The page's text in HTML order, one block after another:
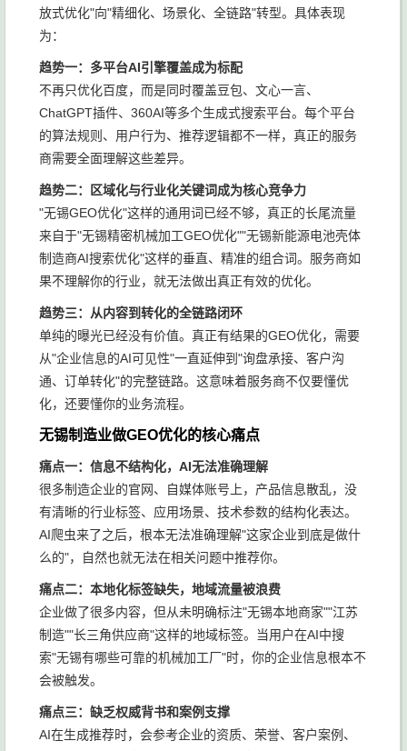
放式优化"向"精细化、场景化、全链路"转型。具体表现
为：
趋势一：多平台AI引擎覆盖成为标配
不再只优化百度，而是同时覆盖豆包、文心一言、
ChatGPT插件、360AI等多个生成式搜索平台。每个平台
的算法规则、用户行为、推荐逻辑都不一样，真正的服务
商需要全面理解这些差异。
趋势二：区域化与行业化关键词成为核心竞争力
"无锡GEO优化"这样的通用词已经不够，真正的长尾流量
来自于"无锡精密机械加工GEO优化""无锡新能源电池壳体
制造商AI搜索优化"这样的垂直、精准的组合词。服务商如
果不理解你的行业，就无法做出真正有效的优化。
趋势三：从内容到转化的全链路闭环
单纯的曝光已经没有价值。真正有结果的GEO优化，需要
从"企业信息的AI可见性"一直延伸到"询盘承接、客户沟
通、订单转化"的完整链路。这意味着服务商不仅要懂优
化，还要懂你的业务流程。
无锡制造业做GEO优化的核心痛点
痛点一：信息不结构化，AI无法准确理解
很多制造企业的官网、自媒体账号上，产品信息散乱，没
有清晰的行业标签、应用场景、技术参数的结构化表达。
AI爬虫来了之后，根本无法准确理解"这家企业到底是做什
么的"，自然也就无法在相关问题中推荐你。
痛点二：本地化标签缺失，地域流量被浪费
企业做了很多内容，但从未明确标注"无锡本地商家""江苏
制造""长三角供应商"这样的地域标签。当用户在AI中搜
索"无锡有哪些可靠的机械加工厂"时，你的企业信息根本不
会被触发。
痛点三：缺乏权威背书和案例支撑
AI在生成推荐时，会参考企业的资质、荣誉、客户案例、